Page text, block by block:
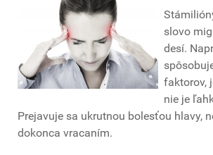
slovo
desí.
faktorov,
nie je
Prejavuje sa ukrutnou bolesťou hlavy,
dokonca vracaním.